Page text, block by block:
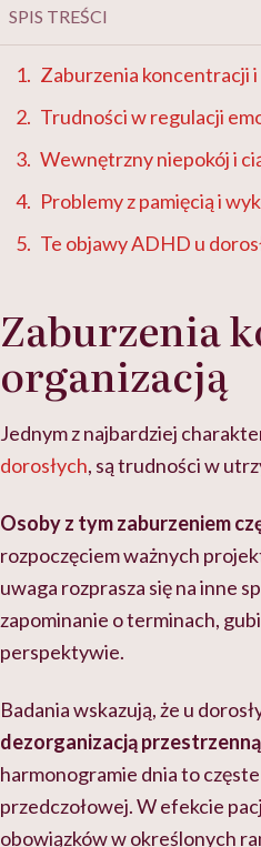
SPIS TREŚCI
Zaburzenia koncentracji
Trudności w regulacji
Wewnętrzny niepokój i
Problemy z pamięcią i
Te objawy ADHD u
Zaburzenia
organizacją
Jednym z najbardziej
dorosłych, są trudności w
Osoby z tym zaburzeniem
rozpoczęciem ważnych
uwaga rozprasza się na inne
zapominanie o terminach,
perspektywie.
Badania wskazują, że u
dezorganizacją przestrzenną
harmonogramie dnia to
przedczołowej. W efekcie
obowiązków w określonych